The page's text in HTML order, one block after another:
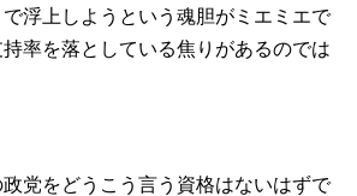
浮上しようという魂胆がミエミエで
率を落としている焦りがあるのでは
党をどうこう言う資格はないはずで